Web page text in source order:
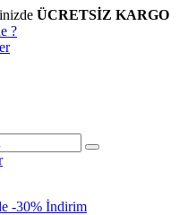
ÜCRETSİZ KARGO
?
-30% İndirim